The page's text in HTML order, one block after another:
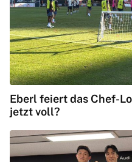
Eberl feiert das Chef-
jetzt voll?